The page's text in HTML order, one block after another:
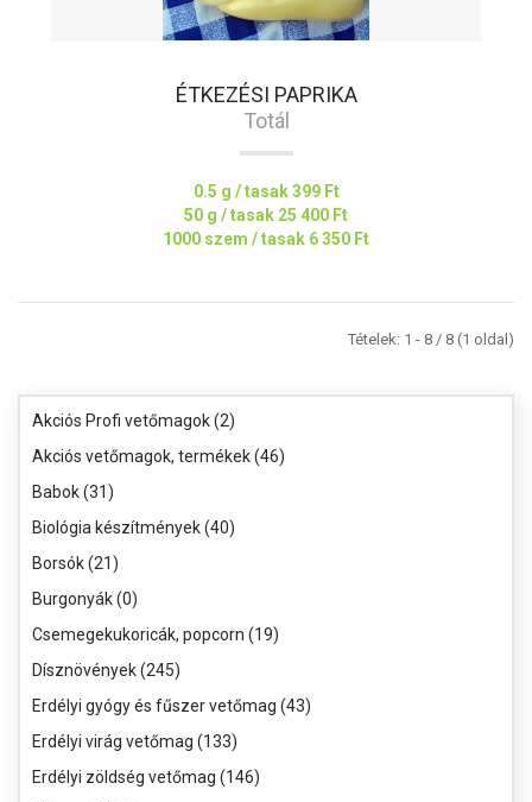
Akciós Profi vetőmagok (2)
Akciós vetőmagok, termékek (46)
Babok (31)
Biológia készítmények (40)
Borsók (21)
Burgonyák (0)
Csemegekukoricák, popcorn (19)
Dísznövények (245)
Erdélyi gyógy és fűszer vetőmag (43)
Erdélyi virág vetőmag (133)
Erdélyi zöldség vetőmag (146)
ÉTKEZÉSI PAPRIKA
Totál
0.5 g / tasak399 Ft
50 g / tasak 25 400 Ft
1000 szem / tasak 6 350 Ft
Tételek: 1 - 8 / 8 (1 oldal)